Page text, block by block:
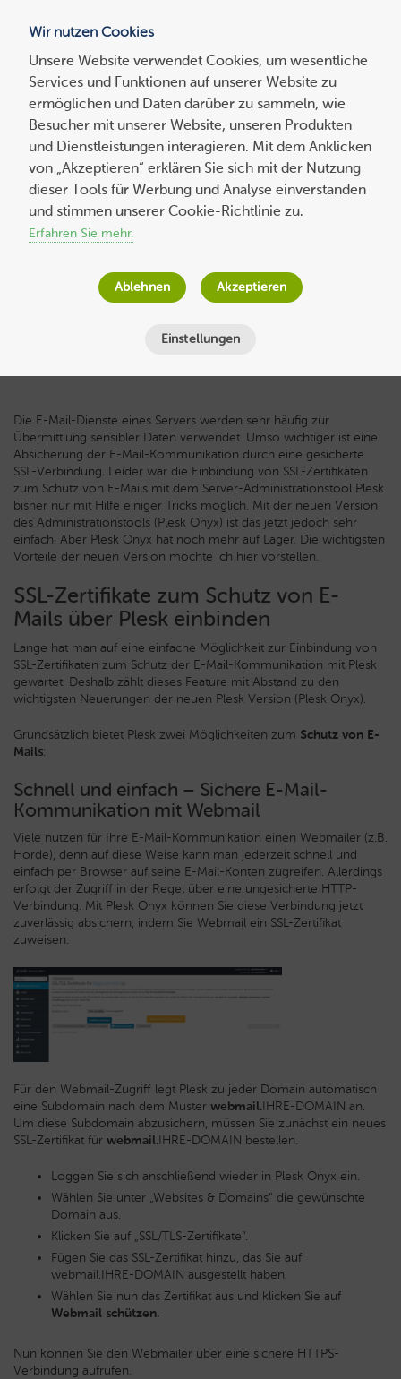
Suchen
nach:
SSL-Zertifikate zum Schutz von E-Mails
einbinden und weitere Vorteile von Plesk
Wolf-Dieter Fiege
27. März 2017
Die E-Mail-Dienste eines Servers werden sehr häufig zur
Übermittlung sensibler Daten verwendet. Umso wichtiger ist eine
Absicherung der E-Mail-Kommunikation durch eine gesicherte
SSL-Verbindung. Leider war die Einbindung von SSL-Zertifikaten
zum Schutz von E-Mails mit dem Server-Administrationstool Plesk
bisher nur mit Hilfe einiger Tricks möglich. Mit der neuen Version
des Administrationstools (Plesk Onyx) ist das jetzt jedoch sehr
einfach. Aber Plesk Onyx hat noch mehr auf Lager. Die wichtigsten
Vorteile der neuen Version möchte ich hier vorstellen.
SSL-Zertifikate zum Schutz von E-
Mails über Plesk einbinden
Lange hat man auf eine einfache Möglichkeit zur Einbindung von
SSL-Zertifikaten zum Schutz der E-Mail-Kommunikation mit Plesk
gewartet. Deshalb zählt dieses Feature mit Abstand zu den
wichtigsten Neuerungen der neuen Plesk Version (Plesk Onyx).
Grundsätzlich bietet Plesk zwei Möglichkeiten zum Schutz von E-
Mails:
Schnell und einfach – Sichere E-Mail-
Kommunikation mit Webmail
Viele nutzen für Ihre E-Mail-Kommunikation einen Webmailer (z.B.
Horde), denn auf diese Weise kann man jederzeit schnell und
einfach per Browser auf seine E-Mail-Konten zugreifen. Allerdings
erfolgt der Zugriff in der Regel über eine ungesicherte HTTP-
Verbindung. Mit Plesk Onyx können Sie diese Verbindung jetzt
zuverlässig absichern, indem Sie Webmail ein SSL-Zertifikat
zuweisen.
Für den Webmail-Zugriff legt Plesk zu jeder Domain automatisch
eine Subdomain nach dem Muster webmail.IHRE-DOMAIN an.
Um diese Subdomain abzusichern, müssen Sie zunächst ein neues
SSL-Zertifikat für webmail.IHRE-DOMAIN bestellen.
Loggen Sie sich anschließend wieder in Plesk Onyx ein.
Wählen Sie unter „Websites & Domains“ die gewünschte
Domain aus.
Klicken Sie auf „SSL/TLS-Zertifikate“.
Fügen Sie das SSL-Zertifikat hinzu, das Sie auf
webmail.IHRE-DOMAIN ausgestellt haben.
Wählen Sie nun das Zertifikat aus und klicken Sie auf
Webmail schützen.
Nun können Sie den Webmailer über eine sichere HTTPS-
Verbindung aufrufen.
Wir nutzen Cookies
Unsere Website verwendet Cookies, um wesentliche
Services und Funktionen auf unserer Website zu
ermöglichen und Daten darüber zu sammeln, wie
Besucher mit unserer Website, unseren Produkten
und Dienstleistungen interagieren. Mit dem Anklicken
von „Akzeptieren“ erklären Sie sich mit der Nutzung
dieser Tools für Werbung und Analyse einverstanden
und stimmen unserer Cookie-Richtlinie zu.
Erfahren Sie mehr.
Einstellungen
Ablehnen Akzeptieren